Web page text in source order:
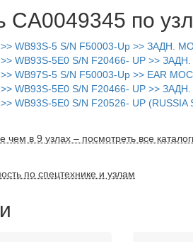
по
WB93S-5 S/N F50003-Up >> ЗАДН.
WB93S-5E0 S/N F20466- UP >>
WB97S-5 S/N F50003-Up >> EAR
WB93S-5E0 S/N F20466- UP >>
5E0 S/N F20526- UP (RUSSIA
в 9 узлах – посмотреть все
по спецтехнике и узлам